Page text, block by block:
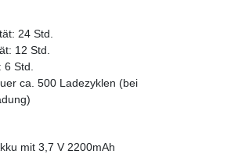
24 Std.
12 Std.
Std.
ca. 500 Ladezyklen (bei
mit 3,7 V 2200mAh